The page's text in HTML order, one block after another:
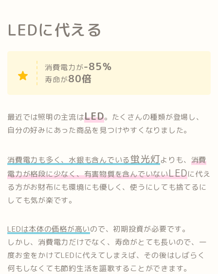
LEDに代える
消費電力が-85％
寿命が80倍
最近では照明の主流はLED。たくさんの種類が登場し、
自分の好みにあった商品を見つけやすくなりました。
消費電力も多く、水銀も含んでいる蛍光灯よりも、 消費
電力が格段に少なく、有害物質を含んでいないLEDに代え
る方がお財布にも環境にも優しく、使うにしても捨てるに
しても気が楽です。
LEDは本体の価格が高いので、初期投資が必要です。
しかし、消費電力だけでなく、寿命がとても長いので、一
度お金をかけてLEDに代えてしまえば、その後はしばらく
何もしなくても節約生活を謳歌することができます。